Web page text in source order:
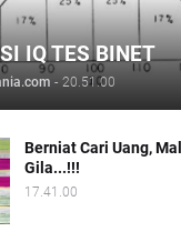
IQ TES BINET
- 20.51.00
Berniat Cari Uang,
Gila...!!!
17.41.00